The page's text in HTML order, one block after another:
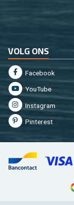
VOLG ONS
Fa­cebook
You­Tu­be
In­st­agram
Pin­te­rest